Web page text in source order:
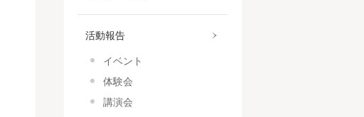
活動報告
イベント
体験会
講演会